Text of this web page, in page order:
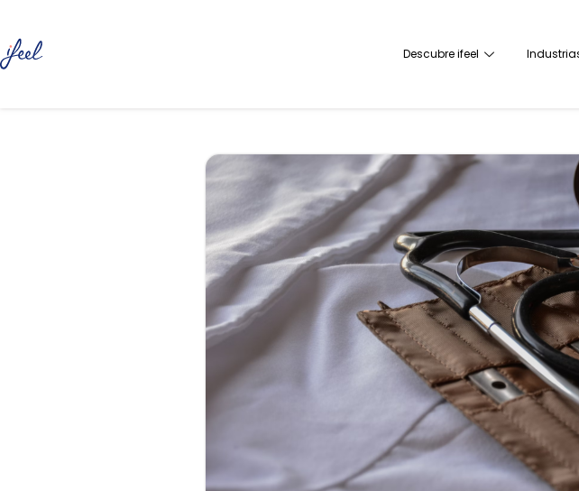
Descubre ifeel